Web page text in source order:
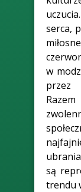
serca,
w
przez
są
trendu